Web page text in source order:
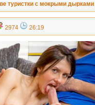
туристки с мокрыми дырками
2974 26:19